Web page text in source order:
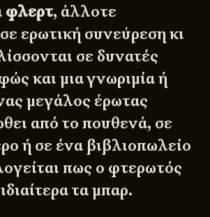
φλερτ, άλλοτε
ερωτική συνεύρεση κι
σε δυνατές
και μια γνωριμία ή
μεγάλος έρωτας
από το πουθενά, σε
ή σε ένα βιβλιοπωλείο
πως ο φτερωτός
τα μπαρ.